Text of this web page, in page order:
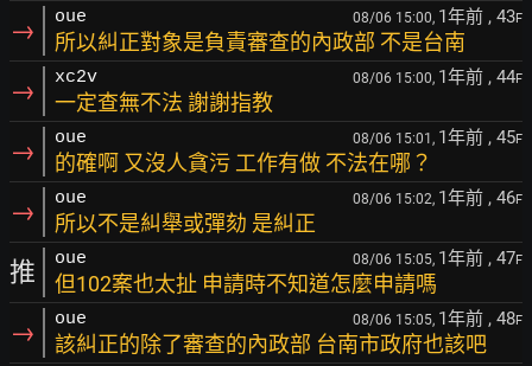
→ oue 08/06 15:00, 1年前 , 43F
所以糾正對象是負責審查的內政部 不是台南
→ xc2v 08/06 15:00, 1年前 , 44F
一定查無不法 謝謝指教
→ oue 08/06 15:01, 1年前 , 45F
的確啊 又沒人貪污 工作有做 不法在哪？
→ oue 08/06 15:02, 1年前 , 46F
所以不是糾舉或彈劾 是糾正
推 oue 08/06 15:05, 1年前 , 47F
但102案也太扯 申請時不知道怎麼申請嗎
→ oue 08/06 15:05, 1年前 , 48F
該糾正的除了審查的內政部 台南市政府也該吧